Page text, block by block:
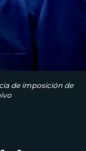
de imposición de